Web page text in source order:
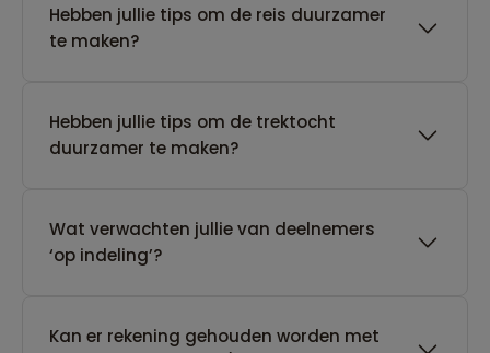
Hebben jullie tips om de reis duurzamer
te maken?
Hebben jullie tips om de trektocht
duurzamer te maken?
Wat verwachten jullie van deelnemers
‘op indeling’?
Kan er rekening gehouden worden met